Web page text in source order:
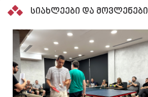
სიახლეები და მოვლენები